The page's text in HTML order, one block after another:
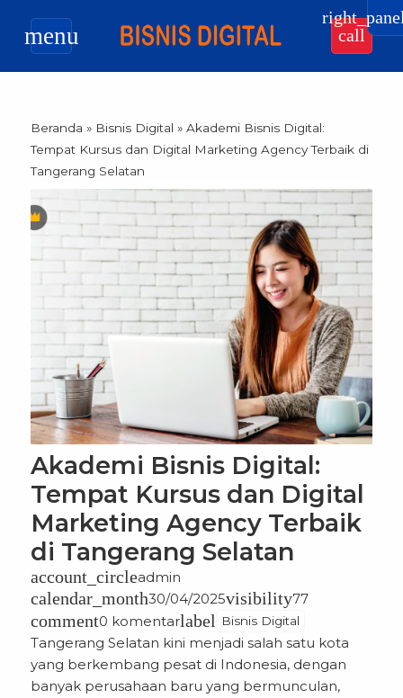
menu call
Beranda » Bisnis Digital » Akademi Bisnis Digital:
Tempat Kursus dan Digital Marketing Agency Terbaik di
Tangerang Selatan
Akademi Bisnis Digital:
Tempat Kursus dan Digital
Marketing Agency Terbaik
di Tangerang Selatan
account_circleadmin
calendar_month30/04/2025visibility77
comment0 komentarlabel Bisnis Digital
Tangerang Selatan kini menjadi salah satu kota
yang berkembang pesat di Indonesia, dengan
banyak perusahaan baru yang bermunculan,